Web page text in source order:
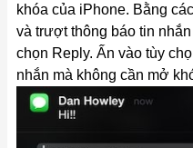
khóa của iPhone. Bằng
và trượt thông báo tin
chọn Reply. Ấn vào tùy
nhắn mà không cần mở